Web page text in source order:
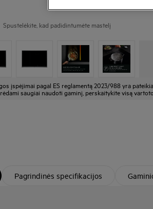
Spustelėkite, kad padidintumėte mastelį
įspėjimai pagal ES reglamentą 2023/988 yra
saugiai naudoti gaminį, perskaitykite visą
Pagrindinės specifikacijos